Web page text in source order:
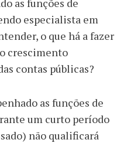
as funções de
especialista em
o que há a fazer
crescimento
contas públicas?
as funções de
um curto período
não qualificará